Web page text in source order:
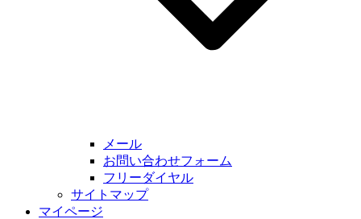
メール
お問い合わせフォーム
フリーダイヤル
サイトマップ
マイページ